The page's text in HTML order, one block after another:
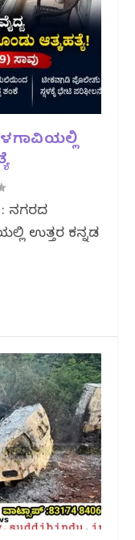
: ನಗರದ
ಉತ್ತರ ಕನ್ನಡ